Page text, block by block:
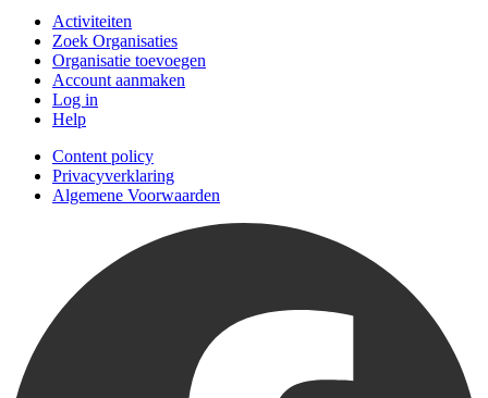
Activiteiten
Zoek Organisaties
Organisatie toevoegen
Account aanmaken
Log in
Help
Content policy
Privacyverklaring
Algemene Voorwaarden